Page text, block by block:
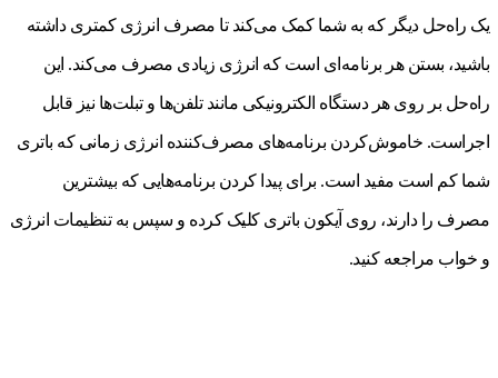
یک راه‌حل دیگر که به شما کمک می‌کند تا مصرف انرژی کمتری داشته
باشید، بستن هر برنامه‌ای است که انرژی زیادی مصرف می‌کند. این
راه‌حل بر روی هر دستگاه الکترونیکی مانند تلفن‌ها و تبلت‌ها نیز قابل
اجراست. خاموش‌کردن برنامه‌های مصرف‌کننده انرژی زمانی که باتری
شما کم است مفید است. برای پیدا کردن برنامه‌هایی که بیشترین
مصرف را دارند، روی آیکون باتری کلیک کرده و سپس به تنظیمات انرژی
و خواب مراجعه کنید.